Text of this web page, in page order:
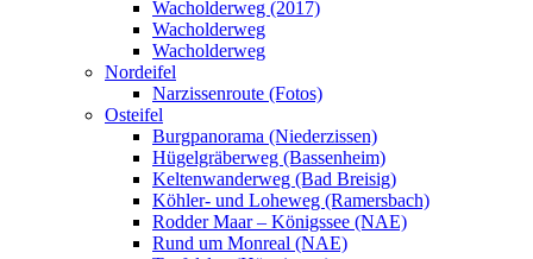
Wacholderweg (2017)
Wacholderweg
Wacholderweg
Nordeifel
Narzissenroute (Fotos)
Osteifel
Burgpanorama (Niederzissen)
Hügelgräberweg (Bassenheim)
Keltenwanderweg (Bad Breisig)
Köhler- und Loheweg (Ramersbach)
Rodder Maar – Königssee (NAE)
Rund um Monreal (NAE)